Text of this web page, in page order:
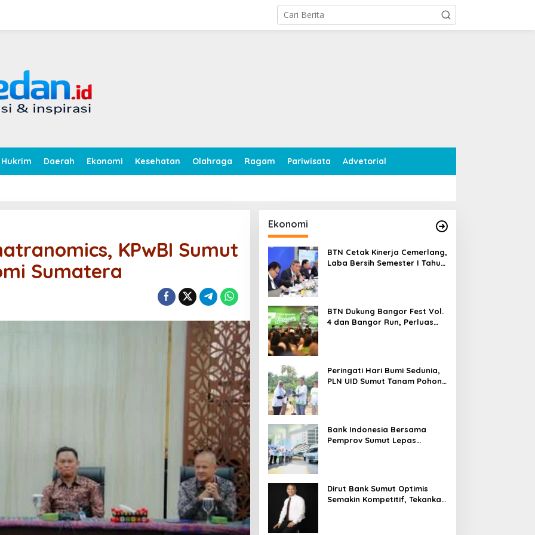
Hukrim Daerah Ekonomi Kesehatan Olahraga Ragam Pariwisata Advetorial
KPwBI Sumut
Sumatera
Ekonomi
BTN Cetak Kinerja Cemerlang,
Laba Bersih Semester I Tahun
BTN Dukung Bangor Fest Vol.
4 dan Bangor Run, Perluas
Peringati Hari Bumi Sedunia,
PLN UID Sumut Tanam Pohon
Bank Indonesia Bersama
Pemprov Sumut Lepas
Dirut Bank Sumut Optimis
Semakin Kompetitif, Tekankan